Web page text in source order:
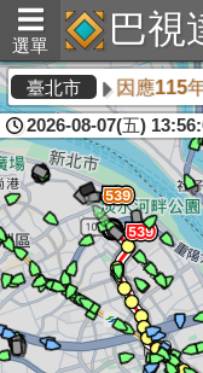
選單 巴視
臺北市 因應115年
2026-08-07(五)